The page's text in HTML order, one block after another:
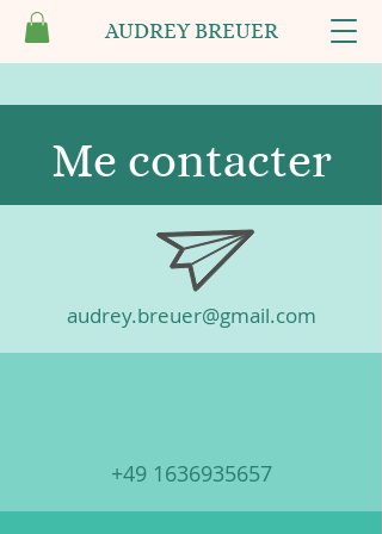
AUDREY BREUER
Me contacter
audrey.breuer@gmail.com
+49 1636935657